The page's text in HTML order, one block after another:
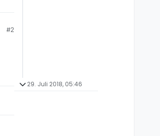
#2
29. Juli 2018, 05:46